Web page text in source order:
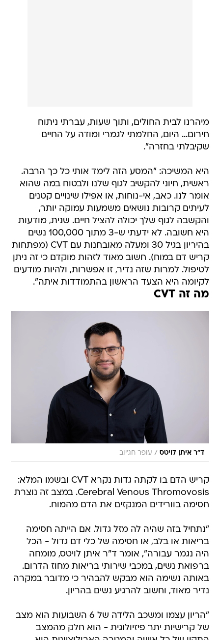
מיהרנו לבית החולים, ותוך שעות, עברתי ניתוח
חירום... היום, החלמתי לגמרי ומודה על החיים
שקיבלתי בחזרה".
היא המשיכה: "המסע הזה לימד אותי כל כך הרבה.
ראשית, חיוני להקשיב לגוף שלנו ולבטוח במה שהוא
אומר לנו. כאב, אי-נוחות, או אפילו שינויים קטנים
לעיתים קרובות נושאים משמעות עמוקה יותר,
והקשבה לגוף שלך יכולה להציל חיים. שנית, מודעות
היא חשובה. לא ידעתי ש-3 מתוך 100,000 נשים
בהיריון בגיל 30 ומעלה מאובחנות עם CVT (מפתחות
קריש דם במוח). חשוב מאוד לזהות מוקדם כי זה ניתן
לטיפול. למרות שזה נדיר, זו אפשרות, ולהיות מודעים
לקיומה היא הצעד הראשון בהתמודדות איתה".
מה זה CVT
ד"ר איתן לויטס / עופר חג׳יוב
קריש הדם בו לקתה גדות נקרא CVT ובשמו המלא:
Cerebral Venous Thromovosis. במצב זה נוצרת
חסימה בוורידים המנקזים את הדם מהמוח.
"נתחיל בזה שהיה לה מזל גדול. אם הייתה חסימה
בריאות או בלב, או חסימה של כלי דם גדול - הכל
היה נגמר עבורה", אומר ד"ר איתן לויטס, מומחה
ברפואת נשים, במכבי שירותי בריאות מחוז הדרום.
באותה נשימה הוא מבקש להבהיר כי מדובר במקרה
נדיר מאוד, וחשוב להרגיע נשים בהריון.
"הריון עצמו ומשכב הלידה של 6 השבועות הוא מצב
של קרישיות יתר פיזיולוגית - הוא חלק מהמצב